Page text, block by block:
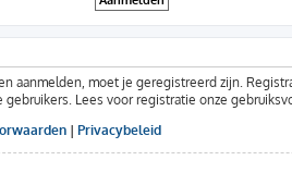
aanmelden, moet je geregistreerd zijn.
Lees voor registratie onze
| Privacybeleid